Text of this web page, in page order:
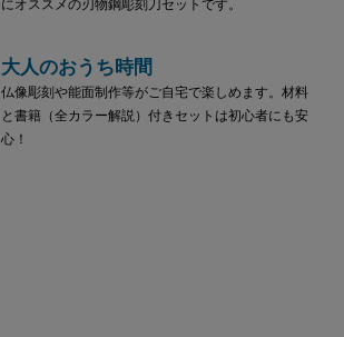
にオススメの刃物鋼彫刻刀セットです。
大人のおうち時間
仏像彫刻や能面制作等がご自宅で楽しめます。材料
と書籍（全カラー解説）付きセットは初心者にも安
心！